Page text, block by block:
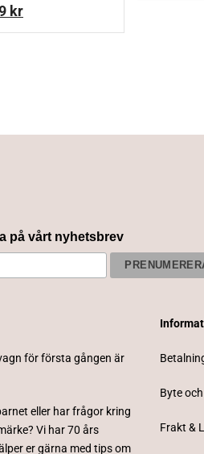
krDet
nuvarande
på vårt nyhetsbrev
för första gången är
eller har frågor kring
Vi har 70 års
er gärna med tips om
Byte
Frakt &